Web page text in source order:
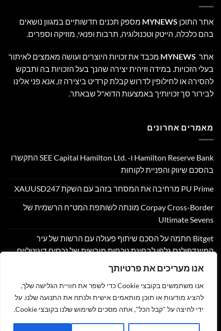
אנו מעריכים את פרטיותך
אנו משתמשים בקובצי Cookie כדי לשפר את חוויית הגלישה שלך,
להציג מודעות או תוכן מותאמים אישית ולנתח את התנועה שלנו. על
ידי לחיצה על "קבל הכל", אתה מסכים לשימוש שלנו בקובצי Cookie.
אתר התוכן MYNEWS מספק תכנים חדשותיים במגוון נושאים
בהם כלכלה, הייטק וטכנולוגיה, תרבות ופנאי, מוזיקה וספרים.
אתר MYNEWS מכבד את זכויות היוצרים ועושה מאמצים לאיתור
בעלי הזכויות. במידה וזיהית יצירה שהנך בעל הזכויות בה ותבקש
להסירה או לחילופין לדרוש קבלת קרדיט ביצירה זו, אנא פני אלינו
לבירור סך זכויותיך באמצעות הדוא"ל שבאתר.
מאמרים אחרונים
Hamilton Reserve Bank ו- SEE Capital Hamilton Ltd.‎ התקשרו
בהסכם שיווק והפניית לקוחות
PU Prime מרחיבה את המסחר בזהב עם השקת XAUUSD247
Corpay Cross-Border מונתה לשותפת המט"ח הרשמית של
Ultimate Sevens
Bitget חתמה על הסכם שיתוף פעולה עם הרשות של עיר
המיינדפולנס גלפו לבחינת נוכחות מורשית של נכסים דיגיטליים
Nyxoah מדווחת על תוצאות פיננסיות ותפעוליות ברבעון השני
ובמחצית הראשונה של 2026